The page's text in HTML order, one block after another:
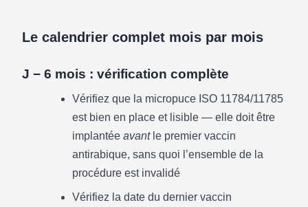
Le calendrier complet mois par mois
J − 6 mois : vérification complète
Vérifiez que la micropuce ISO 11784/11785
est bien en place et lisible — elle doit être
implantée avantle premier vaccin
antirabique, sans quoi l’ensemble de la
procédure est invalidé
Vérifiez la date du dernier vaccin